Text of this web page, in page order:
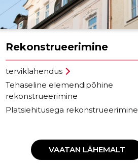
Rekonstrueerimine
terviklahendus
Tehaseline elemendipõhine
rekonstrueerimine
Platsiehitusega rekonstrueerimine
VAATAN LÄHEMALT